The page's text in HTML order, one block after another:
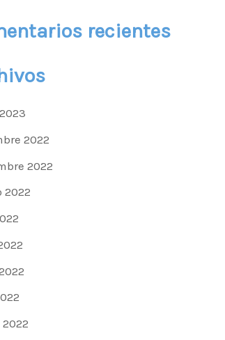
recientes
2022
2022
2022